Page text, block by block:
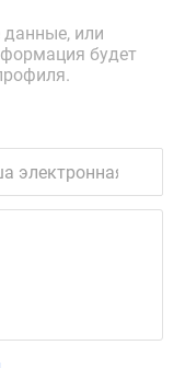
или
будет